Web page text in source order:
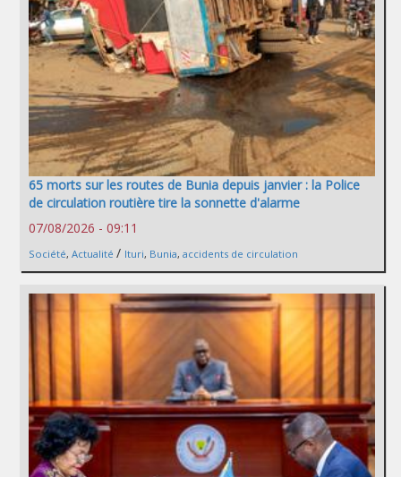
65 morts sur les routes de Bunia depuis janvier : la Police
de circulation routière tire la sonnette d'alarme
07/08/2026 - 09:11
Société, Actualité / Ituri, Bunia, accidents de circulation